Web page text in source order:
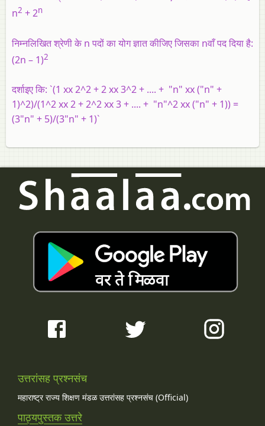
n2 + 2n
निम्नलिखित श्रेणी के n पदों का योग ज्ञात कीजिए जिसका nवाँ पद दिया है:
(2n – 1)2
दर्शाइए कि: `(1 xx 2^2 + 2 xx 3^2 + .... + "n" xx ("n" +
1)^2)/(1^2 xx 2 + 2^2 xx 3 + .... + "n"^2 xx ("n" + 1)) =
(3"n" + 5)/(3"n" + 1)`
उत्तरांसह प्रश्नसंच
महाराष्ट्र राज्य शिक्षण मंडळ उत्तरांसह प्रश्नसंच (Official)
पाठ्यपुस्तक उत्तरे